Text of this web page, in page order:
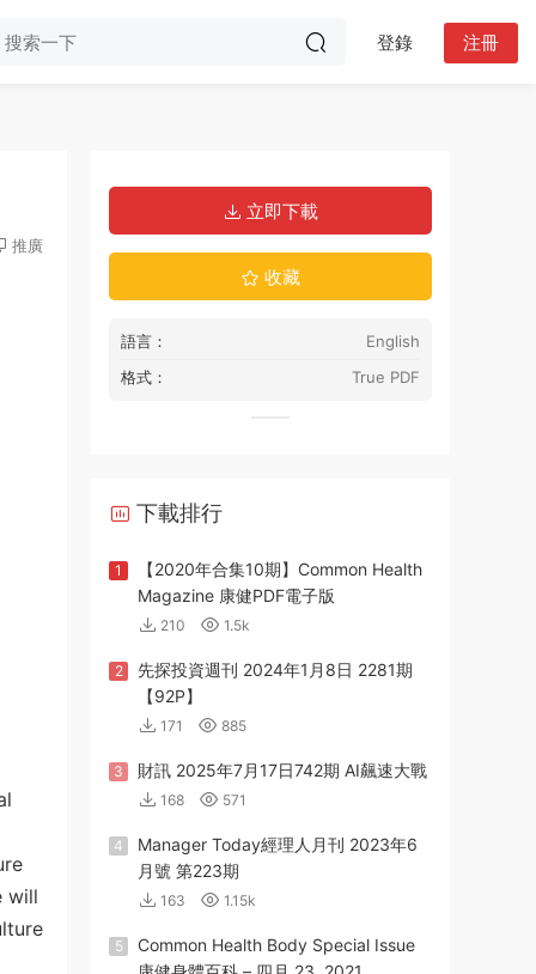
登錄 注冊
推廣
will
立即下載
收藏
語言：
English
格式：
True PDF
下載排行
1
【2020年合集10期】Common Health
Magazine 康健PDF電子版
210 1.5k
2
先探投資週刊 2024年1月8日 2281期
【92P】
171 885
3 財訊 2025年7月17日742期 AI飆速大戰
168 571
4
Manager Today經理人月刊 2023年6
月號 第223期
163 1.15k
5
Common Health Body Special Issue